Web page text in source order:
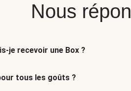
Nous
je recevoir une Box ?
tous les goûts ?